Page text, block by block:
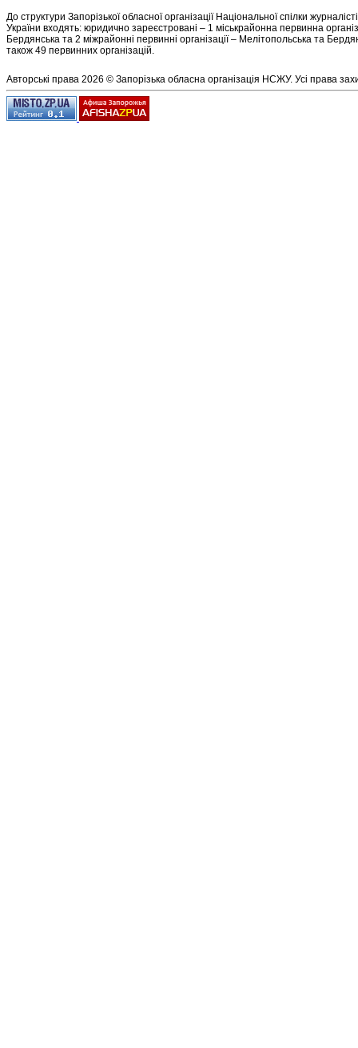
До структури Запорізької обласної організації Національної спілки
України входять: юридично зареєстровані – 1 міськрайонна первинна
Бердянська та 2 міжрайонні первинні організації – Мелітопольська та
також 49 первинних організацій.
Авторські права 2026 © Запорізька обласна організація НСЖУ. Усі права